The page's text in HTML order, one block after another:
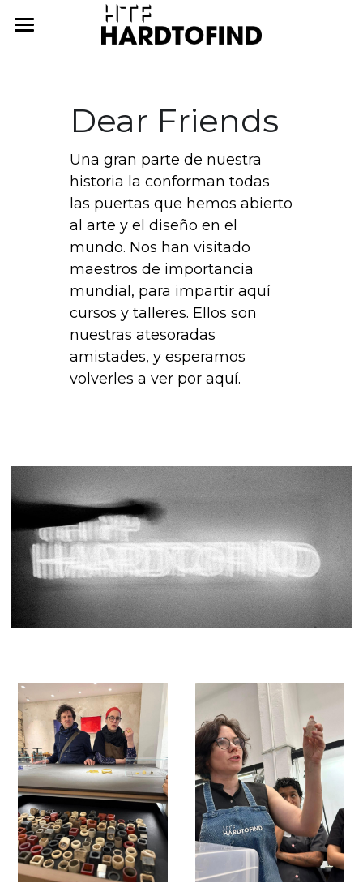
The What
Inner Artisan
International Workshops
Further Studies
Try Hard
THE WHO
The Who
At Home
Family
THE WHY
THE HOW
ONLINE CAMPUS
THE ARCHIVE
3338255057
cursos@htf.org.mx
Dear Friends
Una gran parte de nuestra
historia la conforman todas
las puertas que hemos abierto
al arte y el diseño en el
mundo. Nos han visitado
maestros de importancia
mundial, para impartir aquí
cursos y talleres. Ellos son
nuestras atesoradas
amistades, y esperamos
volverles a ver por aquí.